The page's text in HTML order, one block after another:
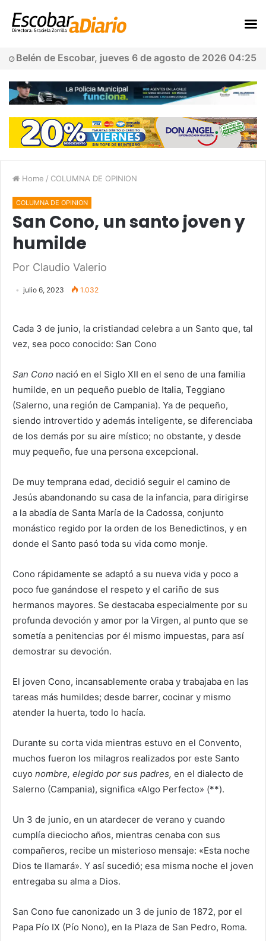
Belén de Escobar, jueves 6 de agosto de 2026 04:25
Home / COLUMNA DE OPINION
COLUMNA DE OPINION
San Cono, un santo joven y
humilde
Por Claudio Valerio
julio 6, 2023 1.032
Cada 3 de junio, la cristiandad celebra a un Santo que, tal
vez, sea poco conocido: San Cono
San Cono nació en el Siglo XII en el seno de una familia
humilde, en un pequeño pueblo de Italia, Teggiano
(Salerno, una región de Campania). Ya de pequeño,
siendo introvertido y además inteligente, se diferenciaba
de los demás por su aire místico; no obstante, y desde
muy pequeño, fue una persona excepcional.
De muy temprana edad, decidió seguir el camino de
Jesús abandonando su casa de la infancia, para dirigirse
a la abadía de Santa María de la Cadossa, conjunto
monástico regido por la orden de los Benedictinos, y en
donde el Santo pasó toda su vida como monje.
Cono rápidamente se adaptó a su nueva vida y poco a
poco fue ganándose el respeto y el cariño de sus
hermanos mayores. Se destacaba especialmente por su
profunda devoción y amor por la Virgen, al punto que se
sometía a penitencias por él mismo impuestas, para así
demostrar su devoción.
El joven Cono, incansablemente oraba y trabajaba en las
tareas más humildes; desde barrer, cocinar y mismo
atender la huerta, todo lo hacía.
Durante su corta vida mientras estuvo en el Convento,
muchos fueron los milagros realizados por este Santo
cuyo nombre, elegido por sus padres, en el dialecto de
Salerno (Campania), significa «Algo Perfecto» (**).
Un 3 de junio, en un atardecer de verano y cuando
cumplía dieciocho años, mientras cenaba con sus
compañeros, recibe un misterioso mensaje: «Esta noche
Dios te llamará». Y así sucedió; esa misma noche el joven
entregaba su alma a Dios.
San Cono fue canonizado un 3 de junio de 1872, por el
Papa Pío IX (Pío Nono), en la Plaza de San Pedro, Roma.